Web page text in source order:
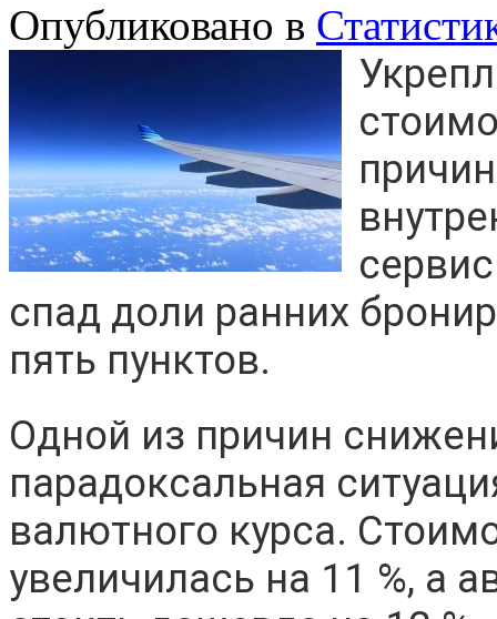
Опубликовано в
спад доли ранних
пять пунктов.
Одной из причин
парадоксальная
валютного курса.
увеличилась на 11 %, а